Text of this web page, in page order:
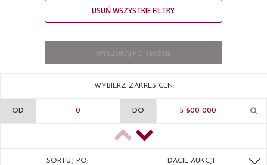
USUŃ WSZYSTKIE FILTRY
WYBIERZ ZAKRES CEN:
OD DO
SORTUJ PO: DACIE AUKCJI